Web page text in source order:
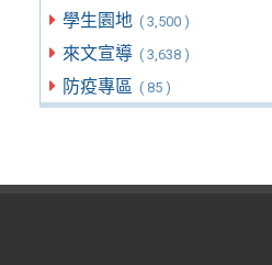
學生園地 ( 3,500 )
來文宣導 ( 3,638 )
防疫專區 ( 85 )